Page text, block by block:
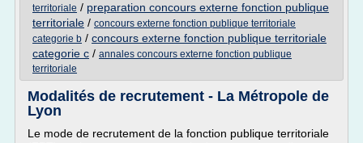
territoriale / preparation concours externe fonction publique
territoriale / concours externe fonction publique territoriale
categorie b / concours externe fonction publique territoriale
categorie c / annales concours externe fonction publique
territoriale
Modalités de recrutement - La Métropole de
Lyon
Le mode de recrutement de la fonction publique territoriale